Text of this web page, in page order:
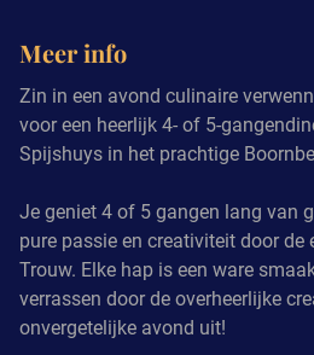
Meer info
Zin in een avond culinaire
voor een heerlijk 4- of 5-
Spijshuys in het prachtige
Je geniet 4 of 5 gangen lang van
pure passie en creativiteit door de
Trouw. Elke hap is een ware
verrassen door de overheerlijke
onvergetelijke avond uit!